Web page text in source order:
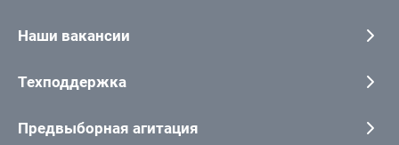
Наши вакансии
Техподдержка
Предвыборная агитация